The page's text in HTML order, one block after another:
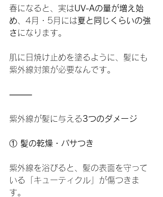
春になると、実はUV-Aの量が増え始
め 、4月・5月には夏と同じくらいの強
さ になります。
肌に日焼け止めを塗るように、髪にも
紫外線対策が必要なんです。
⸻
紫外線が髪に与える3つのダメージ
① 髪の乾燥・パサつき
紫外線を浴びると、髪の表面を守って
いる「キューティクル」が傷つきま
す。